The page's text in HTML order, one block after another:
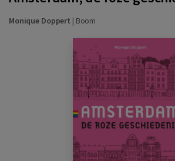
Monique Doppert | Boom